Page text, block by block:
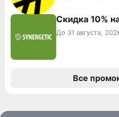
Скидка 10%
До 31 августа,
Все